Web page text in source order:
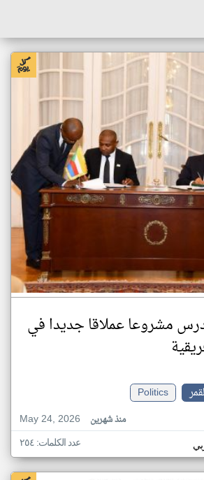
مشروعا عملاقا جديدا في
Politics
May 24, 2026
منذ شهرين
عدد الكلمات: ٢٥٤